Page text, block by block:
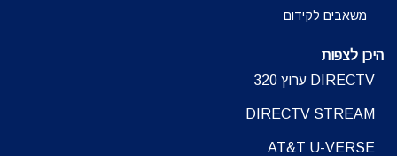
משאבים לקידום
היכן לצפות
DIRECTV ערוץ 320
DIRECTV STREAM
AT&T U-VERSE